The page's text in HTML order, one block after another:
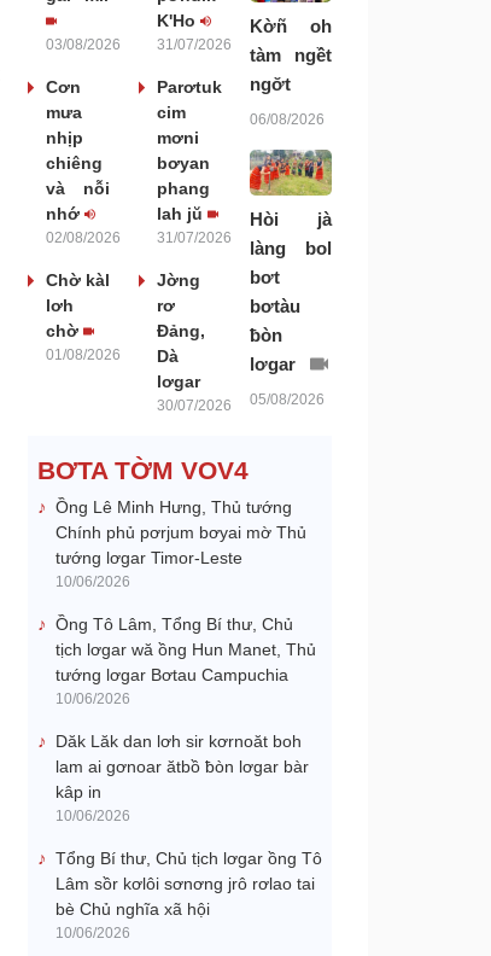
03/08/2026
Cơn
mưa
nhịp
chiêng
và nỗi
nhớ
02/08/2026
Chờ kàl
lơh
chờ
01/08/2026
K'Ho
31/07/2026
Parơtuk
cim
mơni
bơyan
phang
lah jŭ
31/07/2026
Jờng
rơ
Đảng,
Dà
lơgar
30/07/2026
Kờñ oh
tàm ngềt
ngơ̆t
06/08/2026
Hòi jà
làng bol
bơt
bơtàu
ƀòn
lơgar
05/08/2026
BƠTA TỜM VOV4
Ồng Lê Minh Hưng, Thủ tướng
Chính phủ pơrjum bơyai mờ Thủ
tướng lơgar Timor-Leste
10/06/2026
Ồng Tô Lâm, Tổng Bí thư, Chủ
tịch lơgar wă ồng Hun Manet, Thủ
tướng lơgar Bơtau Campuchia
10/06/2026
Dăk Lăk dan lơh sir kơrnoăt boh
lam ai gơnoar ătbồ ƀòn lơgar bàr
kâp in
10/06/2026
Tổng Bí thư, Chủ tịch lơgar ồng Tô
Lâm sồr kơlôi sơnơng jrô rơlao tai
bè Chủ nghĩa xã hội
10/06/2026